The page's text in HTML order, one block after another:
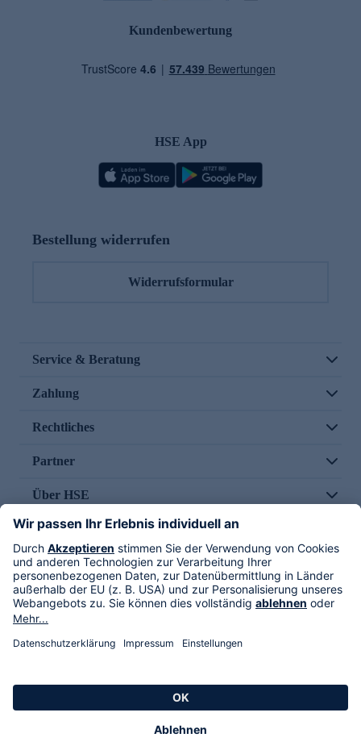
Kundenbewertung
HSE App
Bestellung widerrufen
Widerrufsformular
Service & Beratung
Zahlung
Rechtliches
Partner
Über HSE
Im TV
HSE International